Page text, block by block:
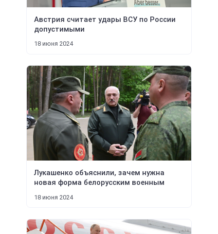
Австрия считает удары ВСУ по России
допустимыми
18 июня 2024
Лукашенко объяснили, зачем нужна
новая форма белорусским военным
18 июня 2024